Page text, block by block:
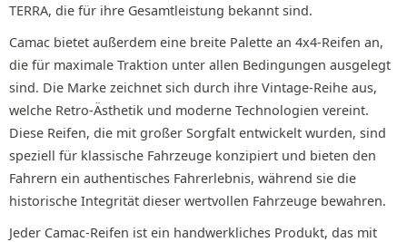
TERRA, die für ihre Gesamtleistung bekannt sind.
Camac bietet außerdem eine breite Palette an 4x4-Reifen an,
die für maximale Traktion unter allen Bedingungen ausgelegt
sind. Die Marke zeichnet sich durch ihre Vintage-Reihe aus,
welche Retro-Ästhetik und moderne Technologien vereint.
Diese Reifen, die mit großer Sorgfalt entwickelt wurden, sind
speziell für klassische Fahrzeuge konzipiert und bieten den
Fahrern ein authentisches Fahrerlebnis, während sie die
historische Integrität dieser wertvollen Fahrzeuge bewahren.
Jeder Camac-Reifen ist ein handwerkliches Produkt, das mit